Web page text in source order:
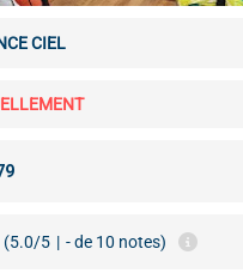
CIEL
(5.0/5 | - de 10 notes)